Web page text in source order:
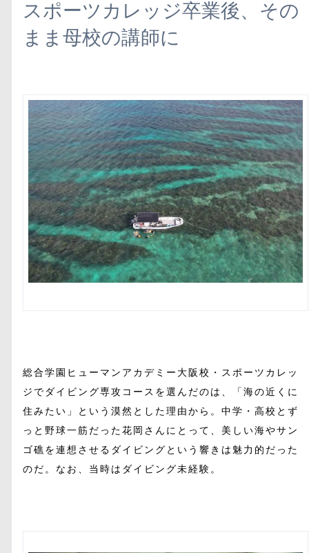
スポーツカレッジ卒業後、その
まま母校の講師に
総合学園ヒューマンアカデミー大阪校・スポーツカレッ
ジでダイビング専攻コースを選んだのは、「海の近くに
住みたい」という漠然とした理由から。中学・高校とず
っと野球一筋だった花岡さんにとって、美しい海やサン
ゴ礁を連想させるダイビングという響きは魅力的だった
のだ。なお、当時はダイビング未経験。